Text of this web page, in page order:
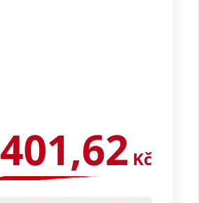
401,62 Kč